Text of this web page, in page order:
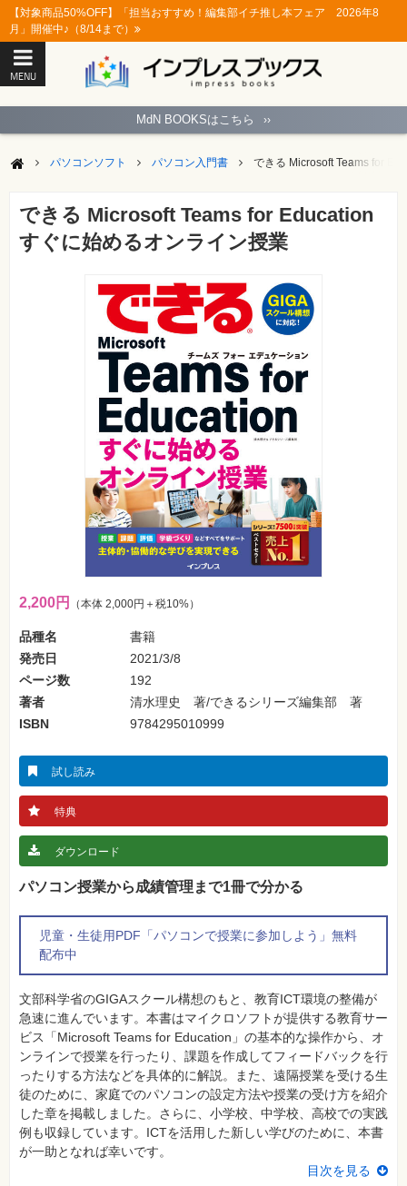
【対象商品50%OFF】「担当おすすめ！編集部イチ推し本フェア 2026年8
月」開催中♪（8/14まで）
MENU
ペ
ジ
ソ
コ
ン
ソ
ン
グ
ビ
ジ
ネ
ス・
読
み
物
カ
メ
ラ・
写
真
資
格
験
ミ
グ
ネ
ッ
ト
ー
ク・
テ
ク
ノ
ロ
ジ
MdN BOOKSはこちら ››
パソコンソフト パソコン入門書 できる Microsoft Teams for
できる Microsoft Teams for Education
すぐに始めるオンライン授業
2,200円 （本体 2,000円＋税10%）
品種名
書籍
発売日
2021/3/8
ページ数
192
著者
清水理史 著/できるシリーズ編集部 著
ISBN
9784295010999
試し読み
特典
ダウンロード
パソコン授業から成績管理まで1冊で分かる
児童・生徒用PDF「パソコンで授業に参加しよう」無料
配布中
文部科学省のGIGAスクール構想のもと、教育ICT環境の整備が
急速に進んでいます。本書はマイクロソフトが提供する教育サー
ビス「Microsoft Teams for Education」の基本的な操作から、オ
ンラインで授業を行ったり、課題を作成してフィードバックを行
ったりする方法などを具体的に解説。また、遠隔授業を受ける生
徒のために、家庭でのパソコンの設定方法や授業の受け方を紹介
した章を掲載しました。さらに、小学校、中学校、高校での実践
例も収録しています。ICTを活用した新しい学びのために、本書
が一助となれば幸いです。
目次を見る